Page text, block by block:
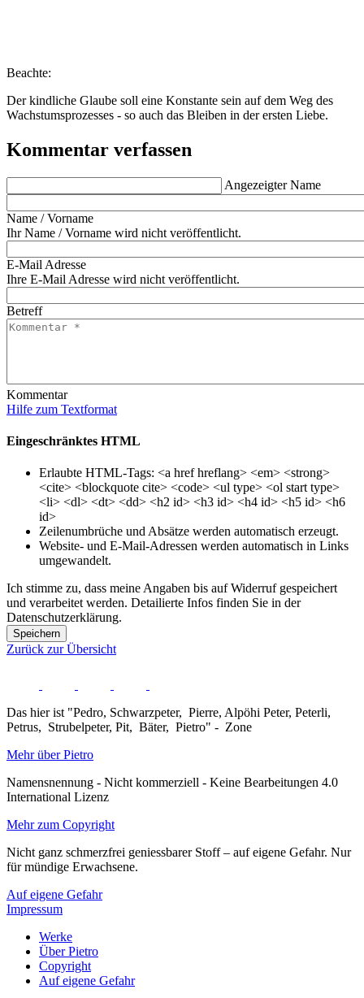
Beachte:
Der kindliche Glaube soll eine Konstante sein auf dem Weg des
Wachstumsprozesses - so auch das Bleiben in der ersten Liebe.
Kommentar verfassen
Angezeigter Name
Name / Vorname
Ihr Name / Vorname wird nicht veröffentlicht.
E-Mail Adresse
Ihre E-Mail Adresse wird nicht veröffentlicht.
Betreff
Kommentar
Hilfe zum Textformat
Eingeschränktes HTML
Erlaubte HTML-Tags: <a href hreflang> <em> <strong>
<cite> <blockquote cite> <code> <ul type> <ol start type>
<li> <dl> <dt> <dd> <h2 id> <h3 id> <h4 id> <h5 id> <h6
id>
Zeilenumbrüche und Absätze werden automatisch erzeugt.
Website- und E-Mail-Adressen werden automatisch in Links
umgewandelt.
Ich stimme zu, dass meine Angaben bis auf Widerruf gespeichert
und verarbeitet werden. Detailierte Infos finden Sie in der
Datenschutzerklärung.
Speichern
Zurück zur Übersicht
Das hier ist "Pedro, Schwarzpeter, Pierre, Alpöhi Peter, Peterli,
Petrus, Strubelpeter, Pit, Bäter, Pietro" - Zone
Mehr über Pietro
Namensnennung - Nicht kommerziell - Keine Bearbeitungen 4.0
International Lizenz
Mehr zum Copyright
Nicht ganz schmerzfrei geniessbarer Stoff – auf eigene Gefahr. Nur
für mündige Erwachsene.
Auf eigene Gefahr
Impressum
Werke
Über Pietro
Copyright
Auf eigene Gefahr